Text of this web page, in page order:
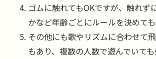
ゴムに触れてもOKですが、触れず
かなど年齢ごとにルールを決めても
その他にも歌やリズムに合わせて
もあり、複数の人数で遊んでいて